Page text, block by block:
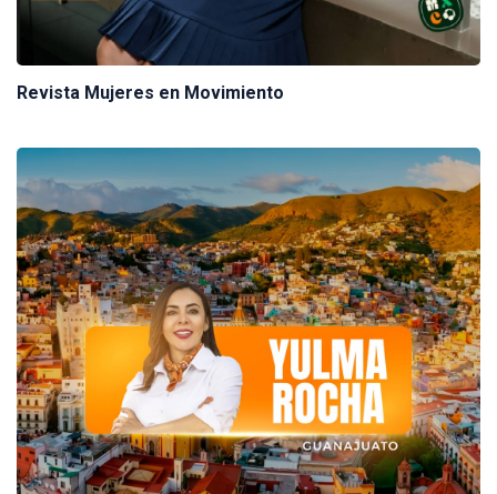
Revista Mujeres en Movimiento